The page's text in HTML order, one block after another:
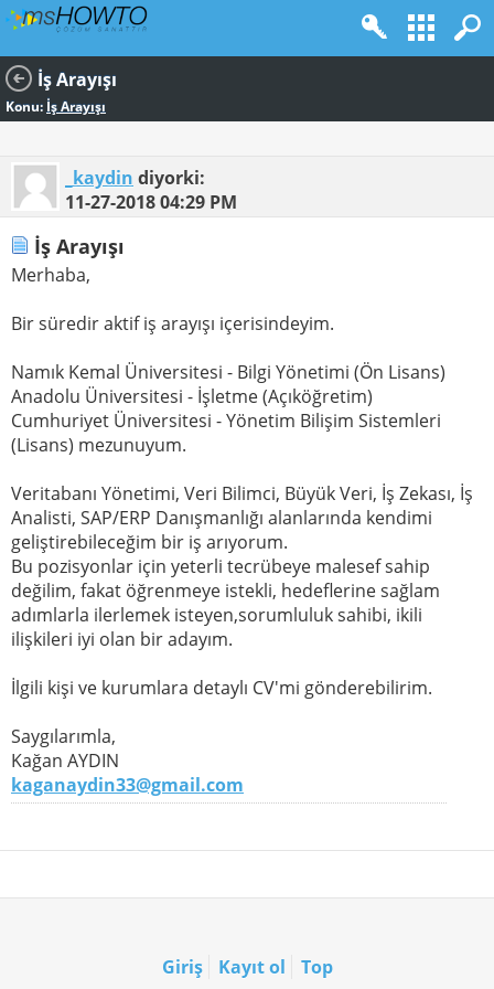
İş Arayışı
Konu: İş Arayışı
_kaydin diyorki:
11-27-201804:29 PM
İş Arayışı
Merhaba,
Bir süredir aktif iş arayışı içerisindeyim.
Namık Kemal Üniversitesi - Bilgi Yönetimi (Ön Lisans)
Anadolu Üniversitesi - İşletme (Açıköğretim)
Cumhuriyet Üniversitesi - Yönetim Bilişim Sistemleri
(Lisans) mezunuyum.
Veritabanı Yönetimi, Veri Bilimci, Büyük Veri, İş Zekası, İş
Analisti, SAP/ERP Danışmanlığı alanlarında kendimi
geliştirebileceğim bir iş arıyorum.
Bu pozisyonlar için yeterli tecrübeye malesef sahip
değilim, fakat öğrenmeye istekli, hedeflerine sağlam
adımlarla ilerlemek isteyen,sorumluluk sahibi, ikili
ilişkileri iyi olan bir adayım.
İlgili kişi ve kurumlara detaylı CV'mi gönderebilirim.
Saygılarımla,
Kağan AYDIN
kaganaydin33@gmail.com
Giriş Kayıt ol Top